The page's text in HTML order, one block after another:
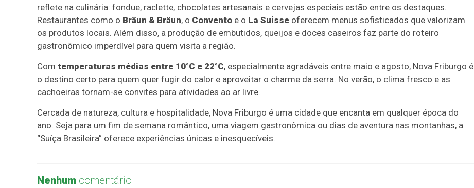
reflete na culinária: fondue, raclette, chocolates artesanais e cervejas especiais estão entre os destaques.
Restaurantes como o Bräun & Bräun, o Convento e o La Suisse oferecem menus sofisticados que valorizam
os produtos locais. Além disso, a produção de embutidos, queijos e doces caseiros faz parte do roteiro
gastronômico imperdível para quem visita a região.
Com temperaturas médias entre 10°C e 22°C, especialmente agradáveis entre maio e agosto, Nova Friburgo é
o destino certo para quem quer fugir do calor e aproveitar o charme da serra. No verão, o clima fresco e as
cachoeiras tornam-se convites para atividades ao ar livre.
Cercada de natureza, cultura e hospitalidade, Nova Friburgo é uma cidade que encanta em qualquer época do
ano. Seja para um fim de semana romântico, uma viagem gastronômica ou dias de aventura nas montanhas, a
“Suíça Brasileira” oferece experiências únicas e inesquecíveis.
Nenhum comentário